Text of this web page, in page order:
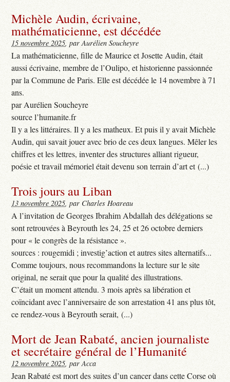
Michèle Audin, écrivaine,
mathématicienne, est décédée
15 novembre 2025, par Aurélien Soucheyre
La mathématicienne, fille de Maurice et Josette Audin, était
aussi écrivaine, membre de l’Oulipo, et historienne passionnée
par la Commune de Paris. Elle est décédée le 14 novembre à 71
ans.
par Aurélien Soucheyre
source l’humanite.fr
Il y a les littéraires. Il y a les matheux. Et puis il y avait Michèle
Audin, qui savait jouer avec brio de ces deux langues. Mêler les
chiffres et les lettres, inventer des structures alliant rigueur,
poésie et travail mémoriel était devenu son terrain d’art et (...)
Trois jours au Liban
13 novembre 2025, par Charles Hoareau
A l’invitation de Georges Ibrahim Abdallah des délégations se
sont retrouvées à Beyrouth les 24, 25 et 26 octobre derniers
pour « le congrès de la résistance ».
sources : rougemidi ; investig’action et autres sites alternatifs...
Comme toujours, nous recommandons la lecture sur le site
original, ne serait que pour la qualité des illustrations.
C’était un moment attendu. 3 mois après sa libération et
coïncidant avec l’anniversaire de son arrestation 41 ans plus tôt,
ce rendez-vous à Beyrouth serait, (...)
Mort de Jean Rabaté, ancien journaliste
et secrétaire général de l’Humanité
12 novembre 2025, par Acca
Jean Rabaté est mort des suites d’un cancer dans cette Corse où